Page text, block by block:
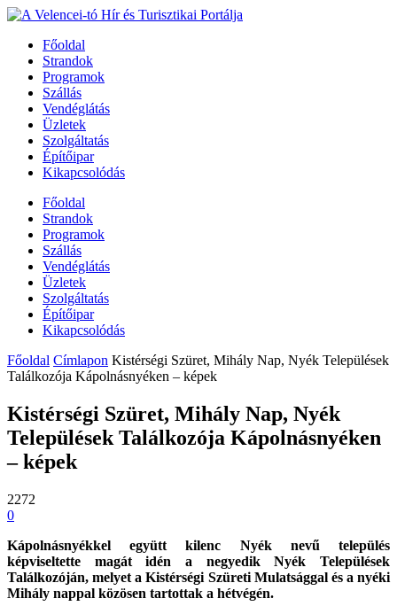
Főoldal
Strandok
Programok
Szállás
Vendéglátás
Üzletek
Szolgáltatás
Építőipar
Kikapcsolódás
Főoldal
Strandok
Programok
Szállás
Vendéglátás
Üzletek
Szolgáltatás
Építőipar
Kikapcsolódás
Főoldal Címlapon Kistérségi Szüret, Mihály Nap, Nyék Települések
Találkozója Kápolnásnyéken – képek
Kistérségi Szüret, Mihály Nap, Nyék
Települések Találkozója Kápolnásnyéken
– képek
2272
0
Kápolnásnyékkel együtt kilenc Nyék nevű település
képviseltette magát idén a negyedik Nyék Települések
Találkozóján, melyet a Kistérségi Szüreti Mulatsággal és a nyéki
Mihály nappal közösen tartottak a hétvégén.